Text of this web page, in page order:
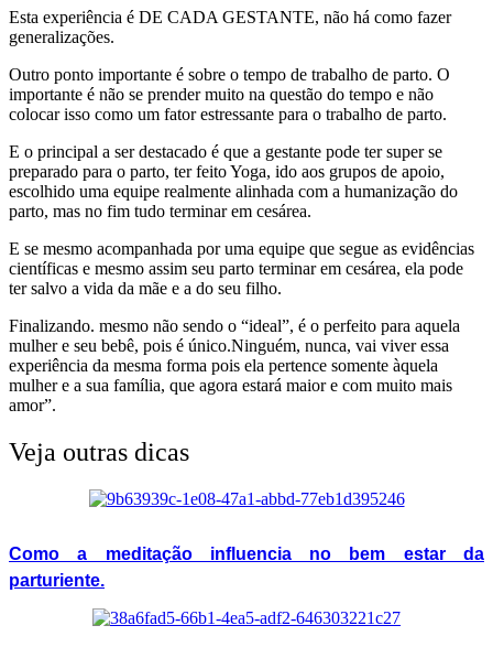
Esta experiência é DE CADA GESTANTE, não há como fazer
generalizações.
Outro ponto importante é sobre o tempo de trabalho de parto. O
importante é não se prender muito na questão do tempo e não
colocar isso como um fator estressante para o trabalho de parto.
E o principal a ser destacado é que a gestante pode ter super se
preparado para o parto, ter feito Yoga, ido aos grupos de apoio,
escolhido uma equipe realmente alinhada com a humanização do
parto, mas no fim tudo terminar em cesárea.
E se mesmo acompanhada por uma equipe que segue as evidências
científicas e mesmo assim seu parto terminar em cesárea, ela pode
ter salvo a vida da mãe e a do seu filho.
Finalizando. mesmo não sendo o “ideal”, é o perfeito para aquela
mulher e seu bebê, pois é único.Ninguém, nunca, vai viver essa
experiência da mesma forma pois ela pertence somente àquela
mulher e a sua família, que agora estará maior e com muito mais
amor”.
Veja outras dicas
Como a meditação influencia no bem estar da
parturiente.